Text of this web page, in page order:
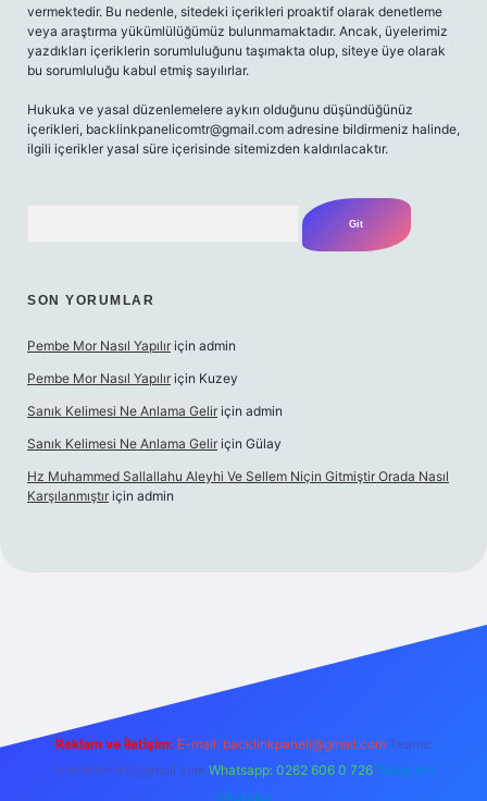
vermektedir. Bu nedenle, sitedeki içerikleri proaktif olarak denetleme
veya araştırma yükümlülüğümüz bulunmamaktadır. Ancak, üyelerimiz
yazdıkları içeriklerin sorumluluğunu taşımakta olup, siteye üye olarak
bu sorumluluğu kabul etmiş sayılırlar.
Hukuka ve yasal düzenlemelere aykırı olduğunu düşündüğünüz
içerikleri, backlinkpanelicomtr@gmail.com adresine bildirmeniz halinde,
ilgili içerikler yasal süre içerisinde sitemizden kaldırılacaktır.
SON YORUMLAR
Pembe Mor Nasıl Yapılır için admin
Pembe Mor Nasıl Yapılır için Kuzey
Sanık Kelimesi Ne Anlama Gelir için admin
Sanık Kelimesi Ne Anlama Gelir için Gülay
Hz Muhammed Sallallahu Aleyhi Ve Sellem Niçin Gitmiştir Orada Nasıl
Karşılanmıştır için admin
Reklam ve İletişim: E-mail: backlinkpaneli@gmail.com Teams:
forumhizmeti@gmail.com Whatsapp: 0262 606 0 726 Telegram:
@karabul